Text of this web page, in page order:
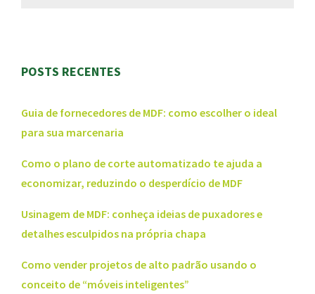
POSTS RECENTES
Guia de fornecedores de MDF: como escolher o ideal
para sua marcenaria
Como o plano de corte automatizado te ajuda a
economizar, reduzindo o desperdício de MDF
Usinagem de MDF: conheça ideias de puxadores e
detalhes esculpidos na própria chapa
Como vender projetos de alto padrão usando o
conceito de “móveis inteligentes”